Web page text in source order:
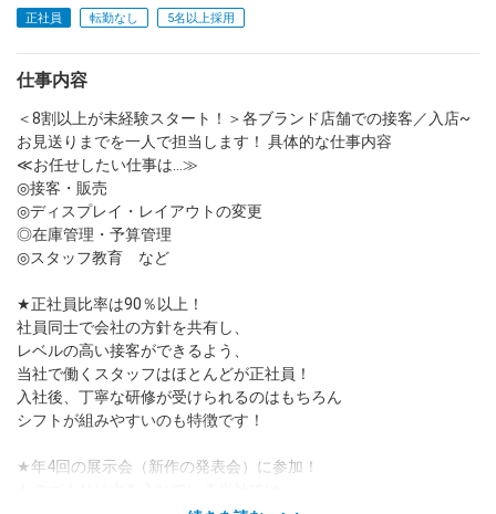
対応時間：10:00～22:00(日曜・年末年始を除く)
自動案内は24時間365日対応
転職の「モヤモヤ」、一人で悩まず
気軽に相談してみませんか？
dodaの使い方は？
今の仕事を続けるべき？
ヘルプ
正社員 転勤なし 5名以上採用
仕事内容
＜8割以上が未経験スタート！＞各ブランド店舗での接客／入店~
お見送りまでを一人で担当します！ 具体的な仕事内容
≪お任せしたい仕事は…≫
◎接客・販売
◎ディスプレイ・レイアウトの変更
◎在庫管理・予算管理
◎スタッフ教育 など
★正社員比率は90％以上！
社員同士で会社の方針を共有し、
レベルの高い接客ができるよう、
当社で働くスタッフはほとんどが正社員！
入社後、丁寧な研修が受けられるのはもちろん
シフトが組みやすいのも特徴です！
★年4回の展示会（新作の発表会）に参加！